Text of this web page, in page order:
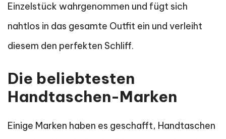
Einzelstück wahrgenommen und fügt sich
nahtlos in das gesamte Outfit ein und verleiht
diesem den perfekten Schliff.
Die beliebtesten
Handtaschen-Marken
Einige Marken haben es geschafft, Handtaschen